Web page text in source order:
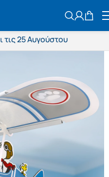
τις 25 Αυγούστου
αποστολή
αποστολή